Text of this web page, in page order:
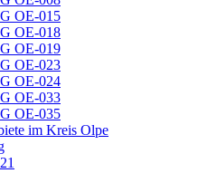
OE-015
OE-018
OE-019
OE-023
OE-024
OE-033
OE-035
im Kreis Olpe